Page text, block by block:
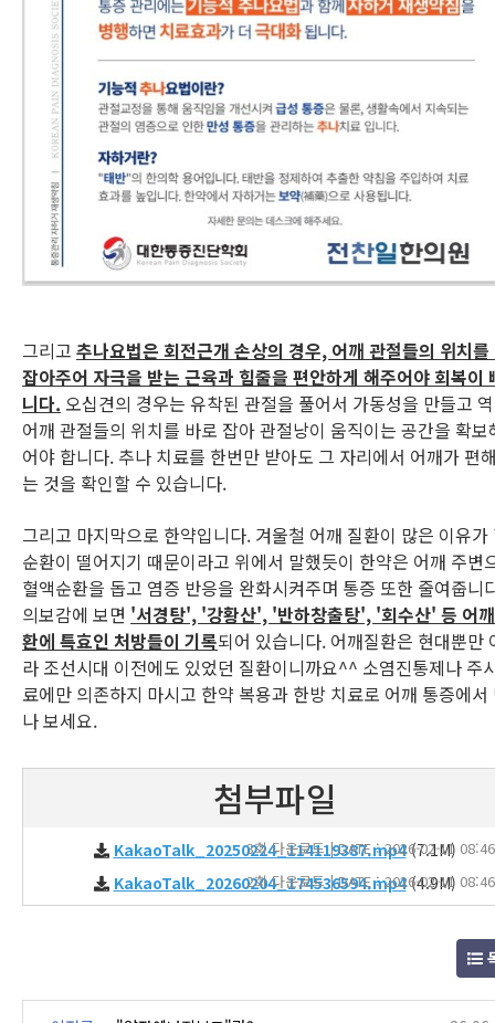
그리고 추나요법은 회전근개 손상의 경우, 어깨 관절들의 위치를
잡아주어 자극을 받는 근육과 힘줄을 편안하게 해주어야 회복이
니다. 오십견의 경우는 유착된 관절을 풀어서 가동성을 만들고
어깨 관절들의 위치를 바로 잡아 관절낭이 움직이는 공간을 확보
어야 합니다. 추나 치료를 한번만 받아도 그 자리에서 어깨가 편
는 것을 확인할 수 있습니다.
그리고 마지막으로 한약입니다. 겨울철 어깨 질환이 많은 이유가
순환이 떨어지기 때문이라고 위에서 말했듯이 한약은 어깨 주변
혈액순환을 돕고 염증 반응을 완화시켜주며 통증 또한 줄여줍니
의보감에 보면 '서경탕', '강황산', '반하창출탕', '회수산' 등 어
환에 특효인 처방들이 기록되어 있습니다. 어깨질환은 현대뿐만
라 조선시대 이전에도 있었던 질환이니까요^^ 소염진통제나 주
료에만 의존하지 마시고 한약 복용과 한방 치료로 어깨 통증에서
나 보세요.
첨부파일
KakaoTalk_20250224_114119387.mp4(7.1M)
3회 다운로드 | DATE : 2026-02-11
KakaoTalk_20260204_174536594.mp4(4.9M)
2회 다운로드 | DATE : 2026-02-11